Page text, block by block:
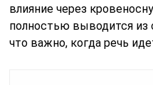
влияние через
полностью выводится из
что важно, когда речь